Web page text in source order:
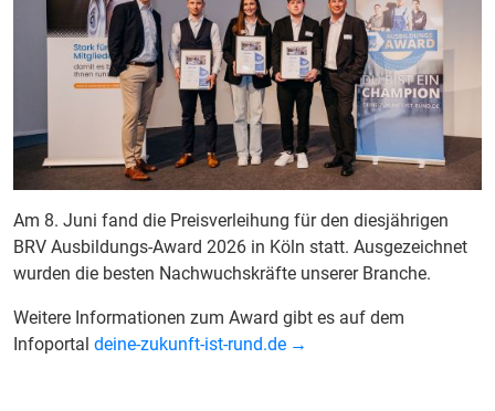
Am 8. Juni fand die Preisverleihung für den diesjährigen
BRV Ausbildungs-Award 2026 in Köln statt. Ausgezeichnet
wurden die besten Nachwuchskräfte unserer Branche.
Weitere Informationen zum Award gibt es auf dem
Infoportal deine-zukunft-ist-rund.de